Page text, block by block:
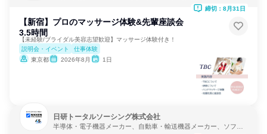
【新宿】プロのマッサージ体験&先輩座談会
3.5時間
【未経験/ブライダル美容志望歓迎】マッサージ体験付き！
説明会・イベント
仕事体験
東京都
2026年8月 1日
締切：8月31日
日研トータルソーシング株式会社
半導体・電子機器メーカー、自動車・輸送機器メーカー、ソフト